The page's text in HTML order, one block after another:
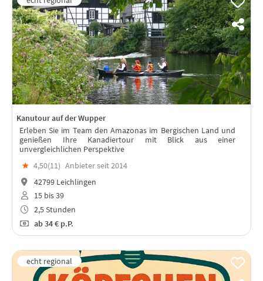
Kanutour auf der Wupper
Erleben Sie im Team den Amazonas im Bergischen Land und
genießen Ihre Kanadiertour mit Blick aus einer
unvergleichlichen Perspektive
★ 4,50(11) Anbieter seit 2014
42799 Leichlingen
15 bis 39
2,5 Stunden
ab34 € p.P.